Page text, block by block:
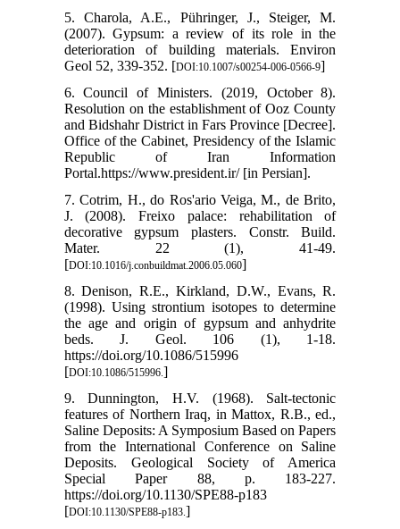
5. Charola, A.E., Pühringer, J., Steiger, M.
(2007). Gypsum: a review of its role in the
deterioration of building materials. Environ
Geol 52, 339-352. [DOI:10.1007/s00254-006-0566-9]
6. Council of Ministers. (2019, October 8).
Resolution on the establishment of Ooz County
and Bidshahr District in Fars Province [Decree].
Office of the Cabinet, Presidency of the Islamic
Republic of Iran Information
Portal.https://www.president.ir/ [in Persian].
7. Cotrim, H., do Ros'ario Veiga, M., de Brito,
J. (2008). Freixo palace: rehabilitation of
decorative gypsum plasters. Constr. Build.
Mater. 22 (1), 41-49.
[DOI:10.1016/j.conbuildmat.2006.05.060]
8. Denison, R.E., Kirkland, D.W., Evans, R.
(1998). Using strontium isotopes to determine
the age and origin of gypsum and anhydrite
beds. J. Geol. 106 (1), 1-18.
https://doi.org/10.1086/515996
[DOI:10.1086/515996.]
9. Dunnington, H.V. (1968). Salt-tectonic
features of Northern Iraq, in Mattox, R.B., ed.,
Saline Deposits: A Symposium Based on Papers
from the International Conference on Saline
Deposits. Geological Society of America
Special Paper 88, p. 183-227.
https://doi.org/10.1130/SPE88-p183
[DOI:10.1130/SPE88-p183.]